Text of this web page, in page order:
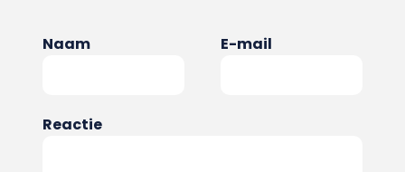
Naam E-mail
Reactie